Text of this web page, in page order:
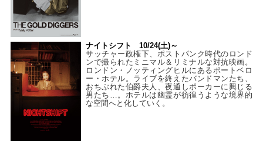
ナイトシフト 10/24(土)～
サッチャー政権下、ポストパンク時代のロンド
ンで撮られたミニマル＆リミナルな対抗映画。
ロンドン・ノッティングヒルにあるポートベロ
ー・ホテル。ライブを終えたバンドマンたち、
おちぶれた伯爵夫人、夜通しポーカーに興じる
男たち…。ホテルは幽霊が彷徨うような境界的
な空間へと化していく。